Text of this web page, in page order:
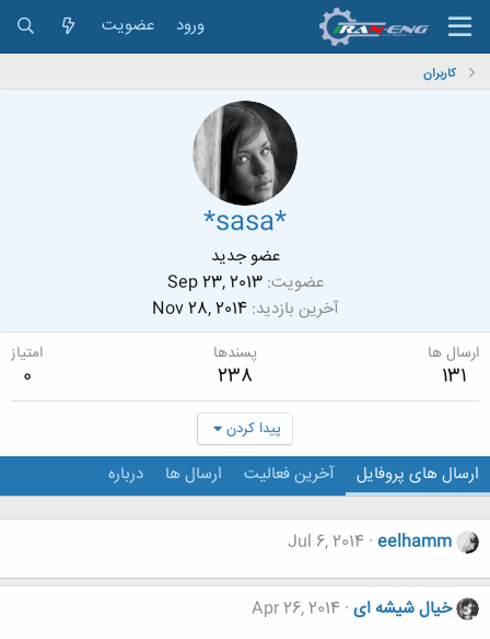
ورود عضویت
کاربران
*sasa*
عضو جدید
عضویت Sep 23, 2013
آخرین بازدید Nov 28, 2014
ارسال ها
131
پسندها
238
امتیاز
0
پیدا کردن
ارسال های پروفایل آخرین فعالیت ارسال ها درباره
eelhamm
Jul 6, 2014
خیال شیشه ای Apr 26, 2014